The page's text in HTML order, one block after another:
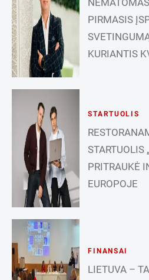
PIRMASIS
KURIANTIS
STARTUOLIS
STARTUOLIS
PRITRAUKĖ
EUROPOJE
FINANSAI
LIETUVA –